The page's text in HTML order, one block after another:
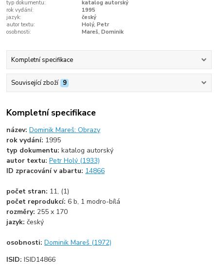
typ dokumentu:
katalog autorský
rok vydání:
1995
jazyk:
český
autor textu:
Holý, Petr
osobnosti:
Mareš, Dominik
Kompletní specifikace
Související zboží 9
Kompletní specifikace
název:Dominik Mareš: Obrazy
rok vydání: 1995
typ dokumentu:katalog autorský
autor textu:Petr Holý (1933)
ID zpracování v abartu: 14866
počet stran: 11, (1)
počet reprodukcí:6 b, 1 modro-bílá
rozměry: 255 x 170
jazyk:český
osobnosti:Dominik Mareš (1972)
ISID:ISID14866